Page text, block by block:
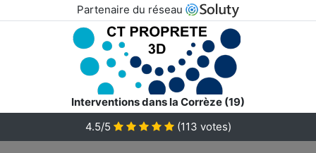
Partenaire du réseau
Interventions dans la Corrèze (19)
4.5/5
(113 votes)